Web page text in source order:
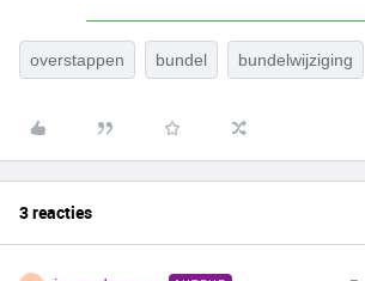
overstappen bundel bundelwijziging
3 reacties